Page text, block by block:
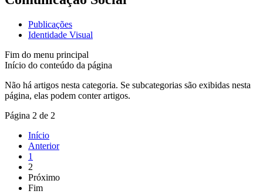
Publicações
Identidade Visual
Fim do menu principal
Início do conteúdo da página
Não há artigos nesta categoria. Se subcategorias são exibidas nesta
página, elas podem conter artigos.
Página 2 de 2
Início
Anterior
1
2
Próximo
Fim